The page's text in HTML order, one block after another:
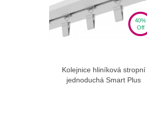
40%
Off
View more
Kolejnice hliníková stropní
jednoduchá Smart Plus